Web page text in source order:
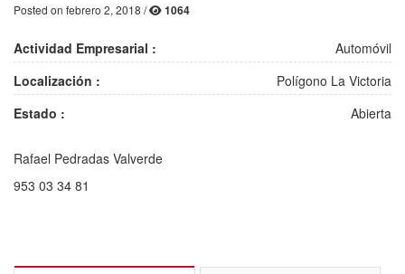
Posted on febrero 2, 2018 / 1064
Actividad Empresarial :
Automóvil
Localización :
Polígono La Victoria
Estado :
Abierta
Rafael Pedradas Valverde
953 03 34 81
2001, 1578, 12